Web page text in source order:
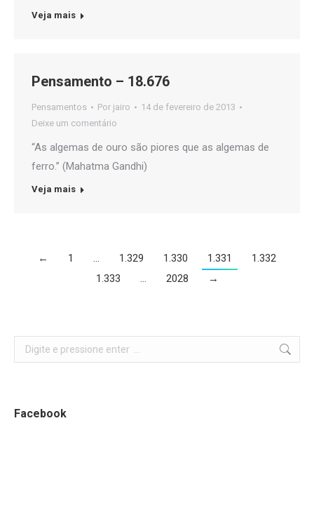
Veja mais
Pensamento – 18.676
Pensamentos Por jairo
14 de fevereiro de 2013
Deixe um comentário
“As algemas de ouro são piores que as algemas de
ferro.” (Mahatma Gandhi)
Veja mais
← 1 … 1.329 1.330 1.331
1.332
1.333
… 2028 →
Search:
Facebook